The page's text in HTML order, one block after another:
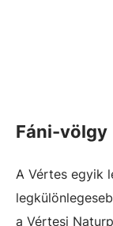
Fáni-völgy
A Vértes egyik
a Vértesi